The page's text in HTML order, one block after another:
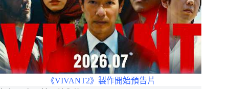
《VIVANT2》製作開始預告片